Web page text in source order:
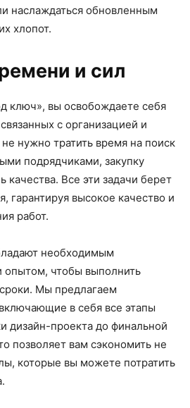
наслаждаться обновленным
хлопот.
и сил
ключ», вы освобождаете себя
с организацией и
нужно тратить время на поиск
подрядчиками, закупку
качества. Все эти задачи берет
гарантируя высокое качество и
работ.
необходимым
опытом, чтобы выполнить
Мы предлагаем
в себя все этапы
дизайн-проекта до финальной
позволяет вам сэкономить не
которые вы можете потратить